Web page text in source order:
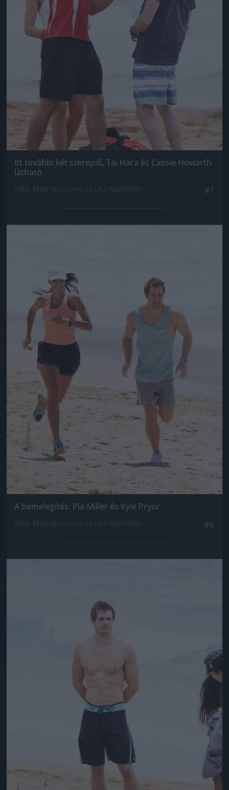
Itt további két szereplő, Tai Hara és Cassie Howarth
látható
A bemelegítés: Pia Miller és Kyle Pryor